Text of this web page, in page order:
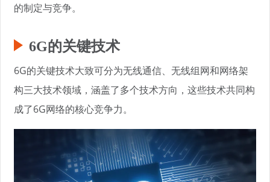
的制定与竞争。
6G的关键技术
6G的关键技术大致可分为无线通信、无线组网和网络架
构三大技术领域，涵盖了多个技术方向，这些技术共同构
成了6G网络的核心竞争力。